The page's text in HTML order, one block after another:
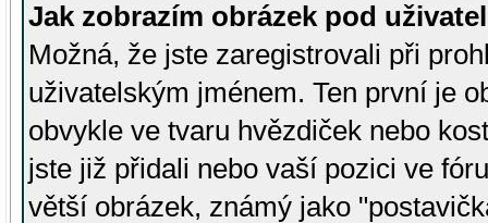
Jak zobrazím obrázek pod
Možná, že jste zaregistrovali při
uživatelským jménem. Ten první je
obvykle ve tvaru hvězdiček nebo
jste již přidali nebo vaší pozici ve
větší obrázek, známý jako